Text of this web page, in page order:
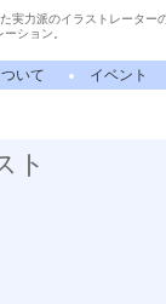
実力派のイラストレーター
ション。
いて イベント
ト